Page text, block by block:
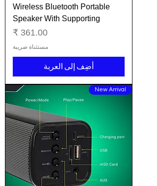
Wireless Bluetooth Portable
Speaker With Supporting
السعر
مستثناة ضريبة
أضِف إلى العربة
New Arrival